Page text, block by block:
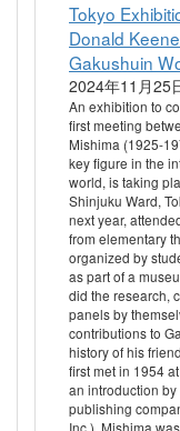
Tokyo
Donald
Gakushuin
2024年11月25
An exhibition to
first meeting
Mishima (1925-
key figure in the
world, is taking
Shinjuku Ward,
next year,
from elementary
organized by
as part of a
did the research,
panels by
contributions to
history of his
first met in 1954
an introduction
publishing